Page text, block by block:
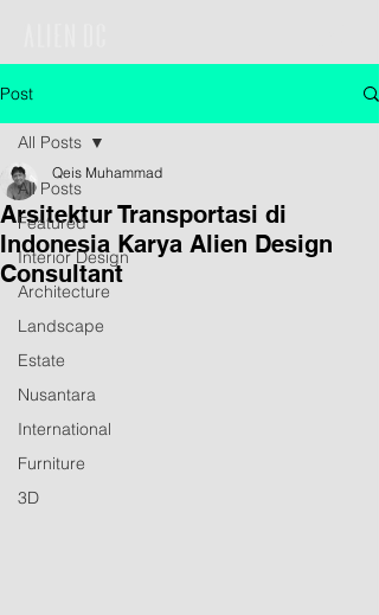
Post
All Posts
Featured
Interior Design
Architecture
Landscape
Estate
Nusantara
International
Furniture
3D
All Posts
Arsitektur Transportasi di
Indonesia Karya Alien Design
Consultant
Qeis Muhammad